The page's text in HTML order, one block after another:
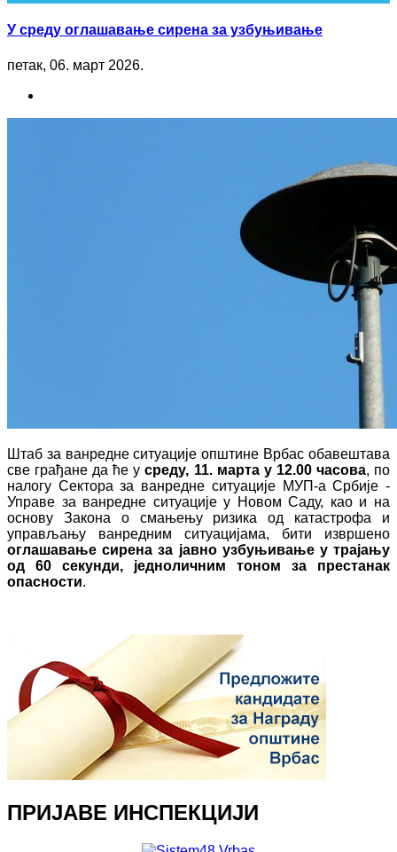
У среду оглашавање сирена за узбуњивање
петак, 06. март 2026.
Штаб за ванредне ситуације oпштине Врбас обавештава
све грађане да ће усреду, 11. марта у 12.00 часова, по
налогу Сектора за ванредне ситуације МУП-а Србије -
Управе за ванредне ситуације у Новом Саду, као и на
основу Закона о смањењу ризика од катастрофа и
управљању ванредним ситуацијама, бити извршено
оглашавање сирена за јавно узбуњивање у трајању
од 60 секунди, једноличним тоном за престанак
опасности.
ПРИЈАВЕ ИНСПЕКЦИЈИ